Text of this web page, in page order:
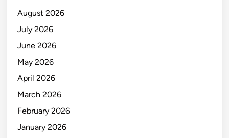
August 2026
July 2026
June 2026
May 2026
April 2026
March 2026
February 2026
January 2026